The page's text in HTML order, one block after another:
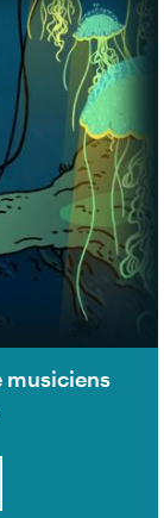
musiciens